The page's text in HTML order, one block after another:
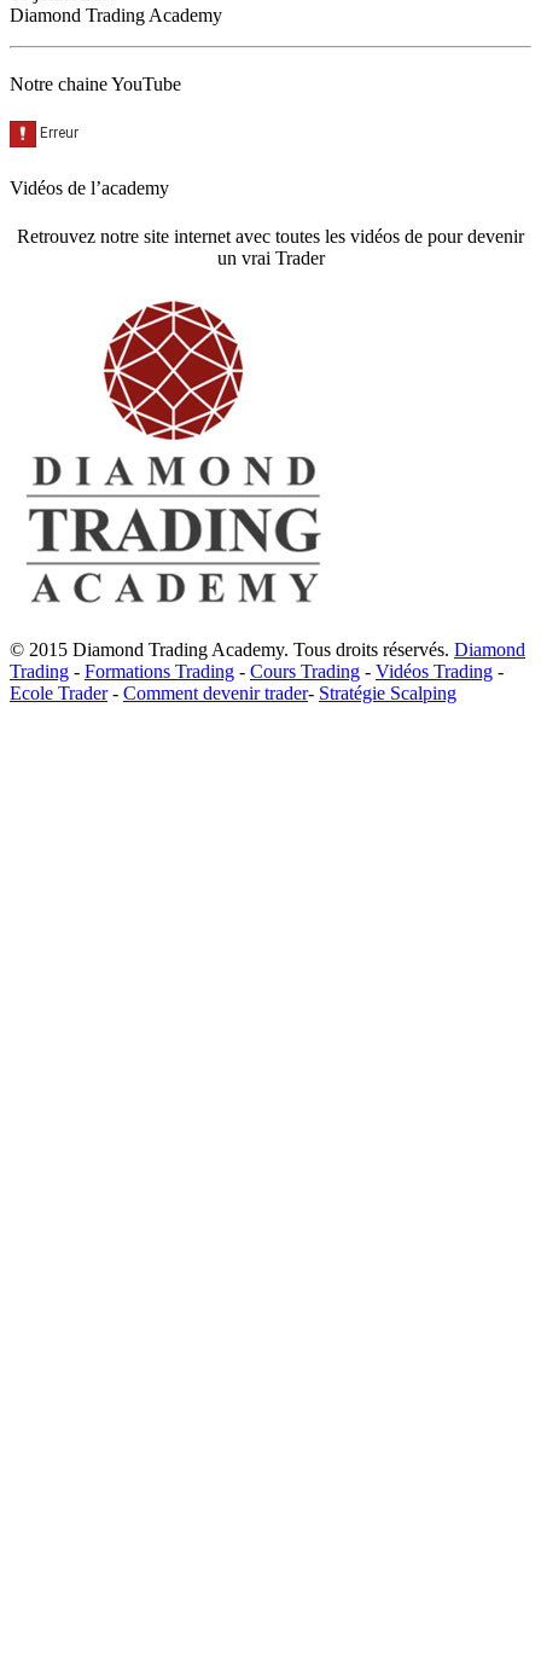
Diamond Trading Academy
Notre chaine YouTube
Vidéos de l’academy
Retrouvez notre site internet avec toutes les vidéos de pour devenir
un vrai Trader
© 2015 Diamond Trading Academy. Tous droits réservés. Diamond
Trading - Formations Trading - Cours Trading - Vidéos Trading -
Ecole Trader- Comment devenir trader- Stratégie Scalping